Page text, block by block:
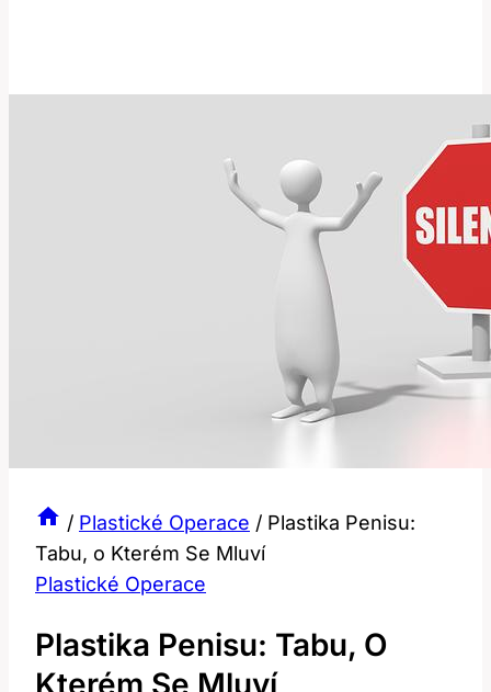
/ Plastické Operace / Plastika Penisu:
Tabu, o Kterém Se Mluví
Plastické Operace
Plastika Penisu: Tabu, O